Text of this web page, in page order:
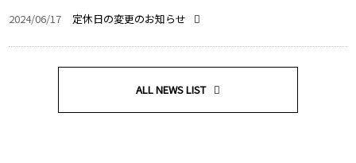
2024/06/17 定休日の変更のお知らせ
ALL NEWS LIST